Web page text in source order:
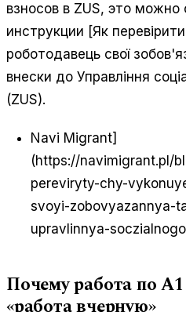
взносов в ZUS, это
инструкции [Як
роботодавець свої
внески до Управління
(ZUS).
Navi Migrant]
(https://navimigrant.pl/
pereviryty-chy-
svoyi-zobovyazannya-
upravlinnya-
Почему работа по